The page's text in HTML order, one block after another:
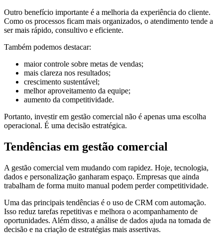
Outro benefício importante é a melhoria da experiência do cliente.
Como os processos ficam mais organizados, o atendimento tende a
ser mais rápido, consultivo e eficiente.
Também podemos destacar:
maior controle sobre metas de vendas;
mais clareza nos resultados;
crescimento sustentável;
melhor aproveitamento da equipe;
aumento da competitividade.
Portanto, investir em gestão comercial não é apenas uma escolha
operacional. É uma decisão estratégica.
Tendências em gestão comercial
A gestão comercial vem mudando com rapidez. Hoje, tecnologia,
dados e personalização ganharam espaço. Empresas que ainda
trabalham de forma muito manual podem perder competitividade.
Uma das principais tendências é o uso de CRM com automação.
Isso reduz tarefas repetitivas e melhora o acompanhamento de
oportunidades. Além disso, a análise de dados ajuda na tomada de
decisão e na criação de estratégias mais assertivas.